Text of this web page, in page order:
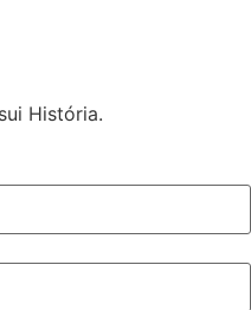
História.